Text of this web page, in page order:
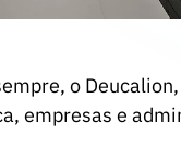
o
empresas e